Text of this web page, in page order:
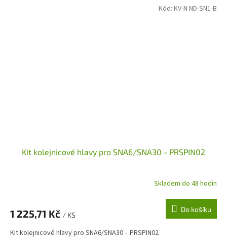
Kit kolejnicové hlavy pro SNA6/SNA30 - PRSPIN02
Skladem do 48 hodin
1 225,71 Kč / KS
Do košíku
Kit kolejnicové hlavy pro SNA6/SNA30 - PRSPIN02
Kód: KV-N ND-SN1-B